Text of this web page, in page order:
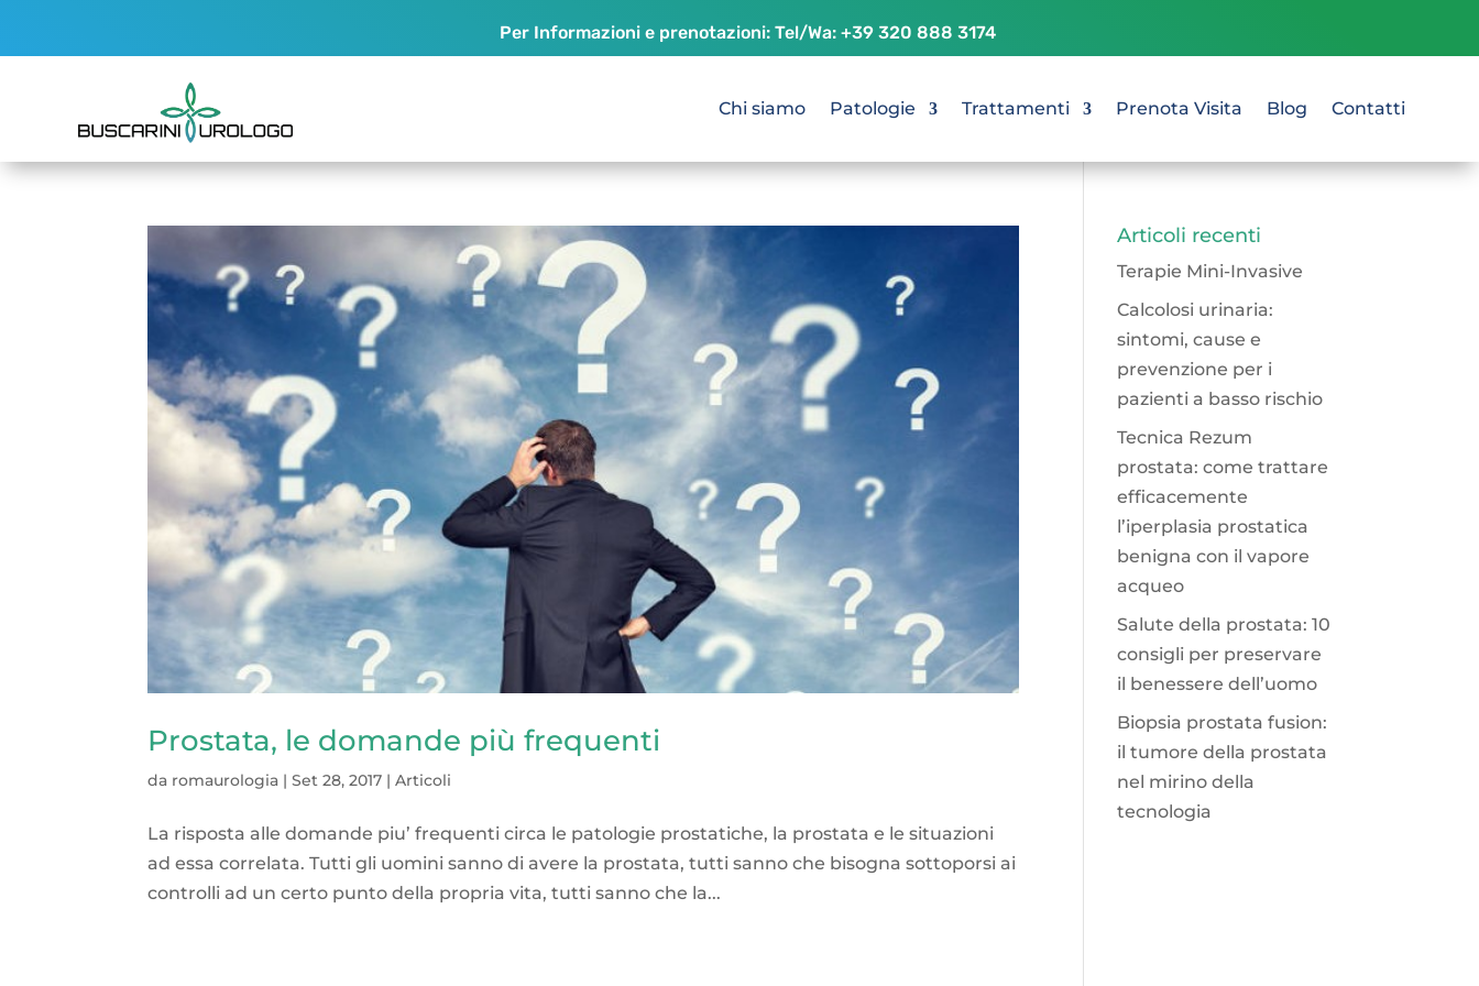
Per Informazioni e prenotazioni: Tel/Wa: +39 320 888 3174
Chi siamo Patologie Trattamenti Prenota Visita Blog Contatti
Prostata, le domande più frequenti
da romaurologia |Set 28, 2017 |Articoli
La risposta alle domande piu’ frequenti circa le patologie prostatiche, la prostata e le situazioni
ad essa correlata. Tutti gli uomini sanno di avere la prostata, tutti sanno che bisogna sottoporsi ai
controlli ad un certo punto della propria vita, tutti sanno che la...
Articoli recenti
Terapie Mini-Invasive
Calcolosi urinaria:
sintomi, cause e
prevenzione per i
pazienti a basso rischio
Tecnica Rezum
prostata: come trattare
efficacemente
l’iperplasia prostatica
benigna con il vapore
acqueo
Salute della prostata: 10
consigli per preservare
il benessere dell’uomo
Biopsia prostata fusion:
il tumore della prostata
nel mirino della
tecnologia